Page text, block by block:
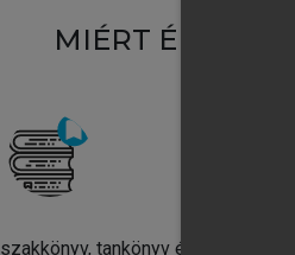
MIÉRT
szakkönyv, tankönyv és